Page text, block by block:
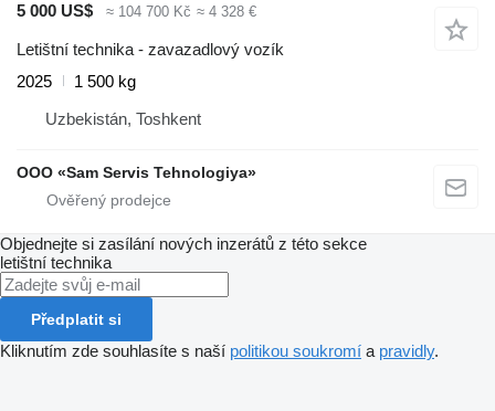
5 000 US$
≈ 104 700 Kč ≈ 4 328 €
Letištní technika - zavazadlový vozík
2025
1 500 kg
Uzbekistán, Toshkent
OOO «Sam Servis Tehnologiya»
Objednejte si zasílání nových inzerátů z této sekce
letištní technika
Předplatit si
Kliknutím zde souhlasíte s naší politikou soukromí a pravidly.